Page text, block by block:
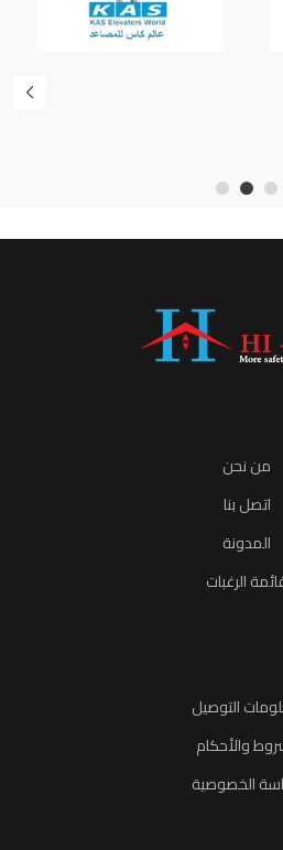
من نحن
اتصل بنا
المدونة
الرغبات
التوصيل
والأحكام
الخصوصية